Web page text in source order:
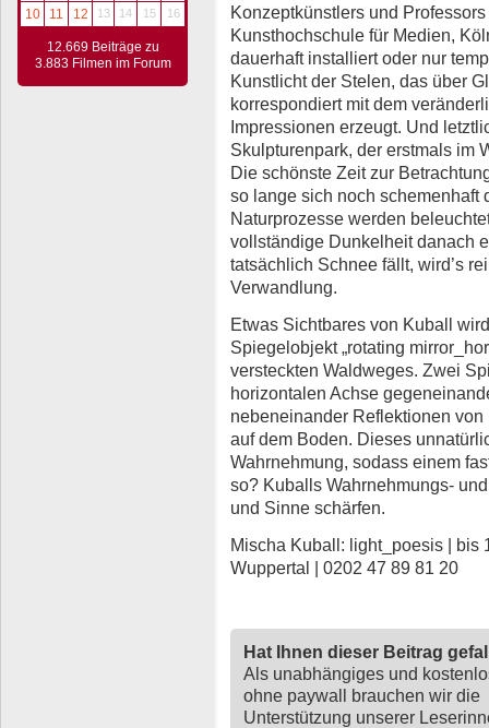
10
11 12 13 14 15 16
12.669 Beiträge zu
3.883 Filmen im Forum
Konzeptkünstlers und
Kunsthochschule für Medien,
dauerhaft installiert oder nur
Kunstlicht der Stelen, das über
korrespondiert mit dem
Impressionen erzeugt. Und
Skulpturenpark, der erstmals im
Die schönste Zeit zur
so lange sich noch schemenhaft
Naturprozesse werden
vollständige Dunkelheit danach
tatsächlich Schnee fällt, wird’s
Verwandlung.
Etwas Sichtbares von Kuball
Spiegelobjekt „rotating
versteckten Waldweges. Zwei
horizontalen Achse
nebeneinander Reflektionen
auf dem Boden. Dieses
Wahrnehmung, sodass einem
so? Kuballs Wahrnehmungs-
und Sinne schärfen.
Mischa Kuball: light_poesis | bis
Wuppertal | 0202 47 89 81 20
Hat Ihnen dieser Beitrag
Als unabhängiges und
ohne paywall brauchen wir die
Unterstützung unserer